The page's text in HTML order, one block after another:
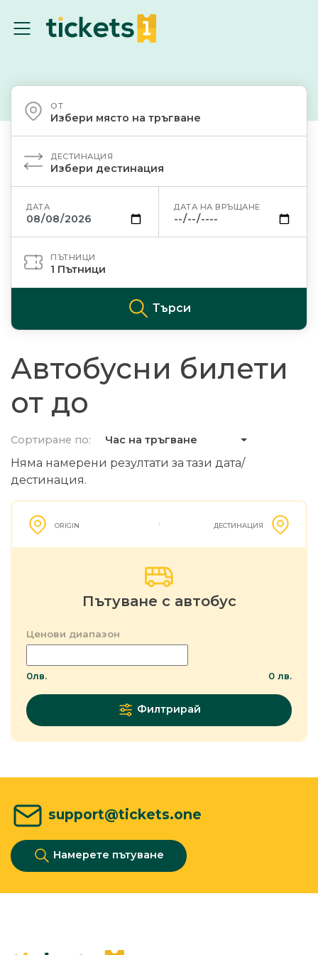
ОТ
Избери място на тръгване
ДЕСТИНАЦИЯ
Избери дестинация
ДАТА ДАТА НА ВРЪЩАНЕ
ПЪТНИЦИ
1 Пътници
Търси
Автобусни билети
от до
Сортиране по: Час на тръгване
Няма намерени резултати за тази дата/
дестинация.
ORIGIN ДЕСТИНАЦИЯ
Пътуване с автобус
Ценови диапазон
0лв. 0 лв.
Филтрирай
support@tickets.one
Намерете пътуване